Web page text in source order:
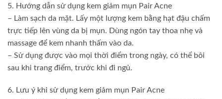
5. Hướng dẫn sử dụng kem giảm mụn Pair Acne
– Làm sạch da mặt. Lấy một lượng kem bằng hạt đậu chấm
trực tiếp lên vùng da bị mụn. Dùng ngón tay thoa nhẹ và
massage để kem nhanh thấm vào da.
– Sử dụng được vào mọi thời điểm trong ngày, có thể bôi
sau khi trang điểm, trước khi đi ngủ.
6. Lưu ý khi sử dụng kem giảm mụn Pair Acne